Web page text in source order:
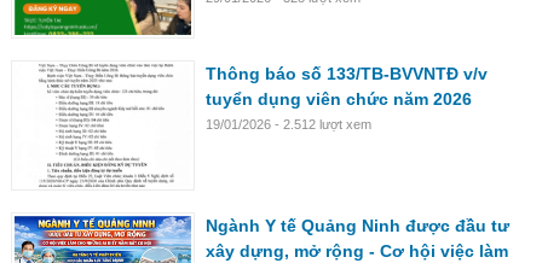
Thông báo số 133/TB-BVVNTĐ v/v
tuyển dụng viên chức năm 2026
19/01/2026 - 2.512 lượt xem
Ngành Y tế Quảng Ninh được đầu tư
xây dựng, mở rộng - Cơ hội việc làm